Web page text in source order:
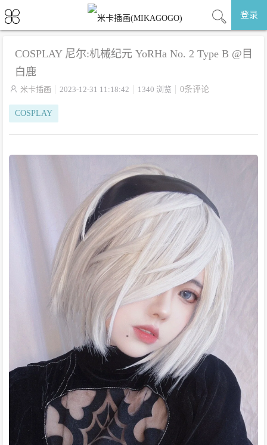
登录
COSPLAY 尼尔:机械纪元 YoRHa No. 2 Type B ​​​@目
白鹿
 米卡插画 2023-12-31 11:18:42 1340 浏览 0条评论
COSPLAY